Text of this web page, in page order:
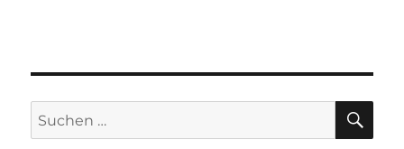
Suchen
nach: